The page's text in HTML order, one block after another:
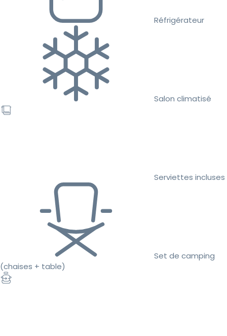
Réfrigérateur
Salon climatisé
Serviettes incluses
Set de camping
(chaises + table)